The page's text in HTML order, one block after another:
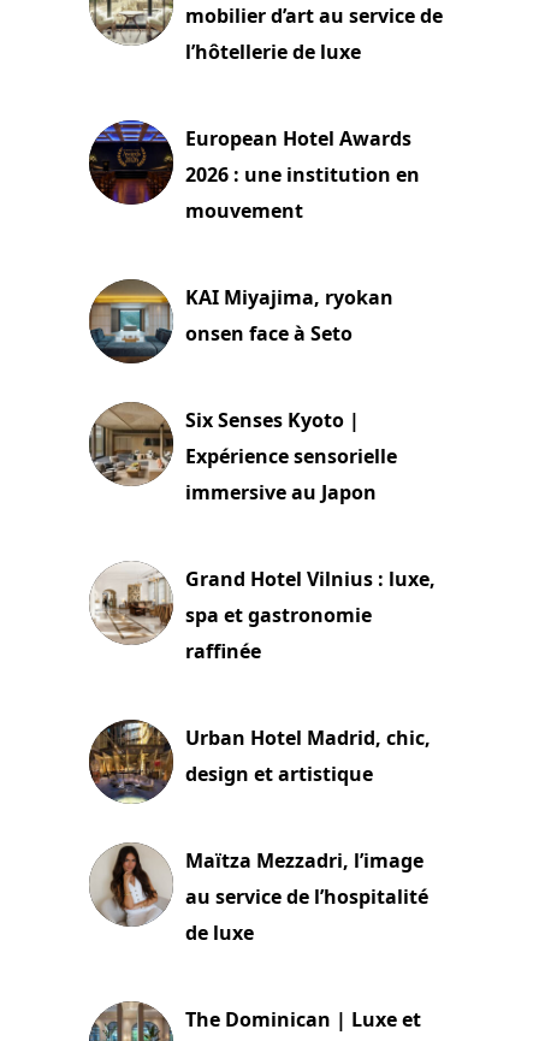
mobilier d’art au service de
l’hôtellerie de luxe
European Hotel Awards
2026 : une institution en
mouvement
KAI Miyajima, ryokan
onsen face à Seto
Six Senses Kyoto |
Expérience sensorielle
immersive au Japon
Grand Hotel Vilnius : luxe,
spa et gastronomie
raffinée
Urban Hotel Madrid, chic,
design et artistique
Maïtza Mezzadri, l’image
au service de l’hospitalité
de luxe
The Dominican | Luxe et